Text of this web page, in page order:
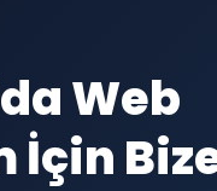
Web
İçin